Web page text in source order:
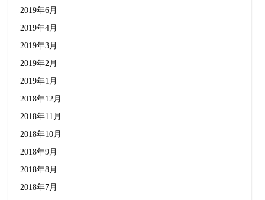
2019年6月
2019年4月
2019年3月
2019年2月
2019年1月
2018年12月
2018年11月
2018年10月
2018年9月
2018年8月
2018年7月